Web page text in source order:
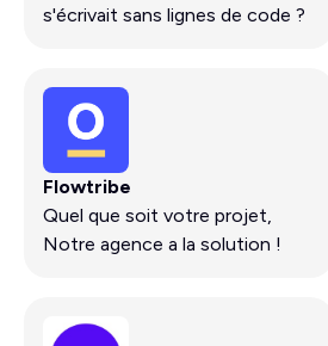
s'écrivait sans lignes de code ?
Flowtribe
Quel que soit votre projet,
Notre agence a la solution !